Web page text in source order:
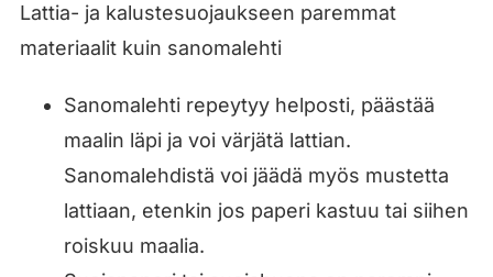
Lattia- ja kalustesuojaukseen paremmat
materiaalit kuin sanomalehti
Sanomalehti repeytyy helposti, päästää
maalin läpi ja voi värjätä lattian.
Sanomalehdistä voi jäädä myös mustetta
lattiaan, etenkin jos paperi kastuu tai siihen
roiskuu maalia.